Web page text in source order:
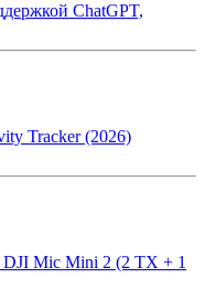
ChatGPT,
Tracker (2026)
Mic Mini 2 (2 TX + 1